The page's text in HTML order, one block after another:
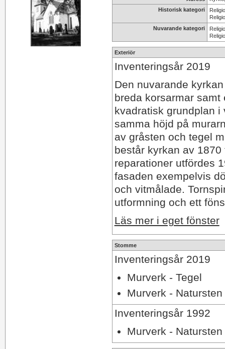
Historisk kategori
Nuvarande kategori
Exteriör
Inventeringsår 2019
Den nuvarande
breda korsarmar
kvadratisk grundplan i
samma höjd på
av gråsten och tegel
består kyrkan av
reparationer utfördes
fasaden exempelvis
och vitmålade.
utformning och ett
Läs mer i eget fönster
Stomme
Inventeringsår 2019
Murverk - Tegel
Murverk - Natursten
Inventeringsår 1992
Murverk - Natursten